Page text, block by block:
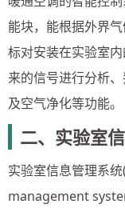
能块，能根据外界
标对安装在实验室
来的信号进行分析
及空气净化等功能。
二、实验室
实验室信息管理系
management